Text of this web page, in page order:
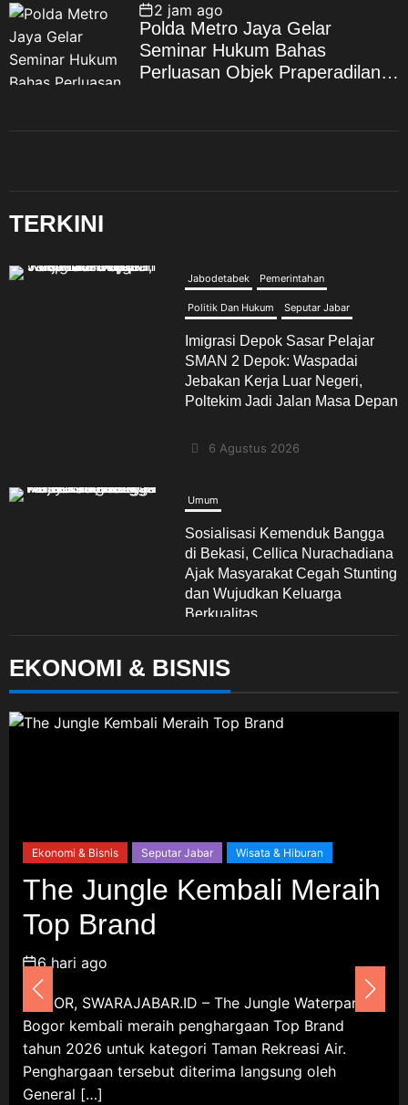
2 jam ago
Polda Metro Jaya Gelar
Seminar Hukum Bahas
Perluasan Objek Praperadilan
TERKINI
Politik Dan Hukum Seputar Jabar
Imigrasi Depok Sasar Pelajar
SMAN 2 Depok: Waspadai
Jebakan Kerja Luar Negeri,
Poltekim Jadi Jalan Masa Depan
Sosialisasi Kemenduk Bangga
di Bekasi, Cellica Nurachadiana
Ajak Masyarakat Cegah Stunting
dan Wujudkan Keluarga
Berkualitas
6 Agustus 2026
Advertorial
Efisien, Dosen Ilmu Komputer
Polda Metro Jaya Gelar Seminar
Hukum Bahas Perluasan Objek
Praperadilan dalam KUHAP
Umum
Darsum Apresiasi Kepedulian
Cellica Nurachadiana terhadap
Kabupaten Bekasi: Bukti
EKONOMI & BISNIS
Ekonomi & Bisnis Seputar Jabar Wisata & Hiburan
The Jungle Kembali Meraih
Top Brand
6 hari ago
BOGOR, SWARAJABAR.ID – The Jungle Waterpark
Bogor kembali meraih penghargaan Top Brand
tahun 2026 untuk kategori Taman Rekreasi Air.
Penghargaan tersebut diterima langsung oleh
General […]